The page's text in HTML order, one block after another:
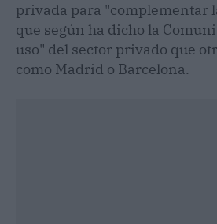
privada para "complementar
que según ha dicho la
uso" del sector privado que
como Madrid o Barcelona.